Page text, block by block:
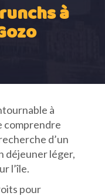
à
à
comprendre
d’un
déjeuner léger,
l’île.
pour